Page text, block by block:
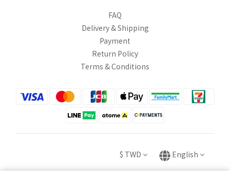
FAQ
Delivery & Shipping
Payment
Return Policy
Terms & Conditions
$ TWD English